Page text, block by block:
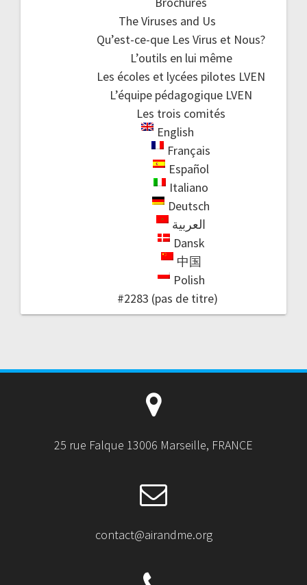
The Viruses and Us
Qu’est-ce-que Les Virus et Nous?
L’outils en lui même
Les écoles et lycées pilotes LVEN
L’équipe pédagogique LVEN
Les trois comités
English
Français
Español
Italiano
Deutsch
العربية
Dansk
中国
Polish
#2283 (pas de titre)
25 rue Falque 13006 Marseille, FRANCE
contact@airandme.org